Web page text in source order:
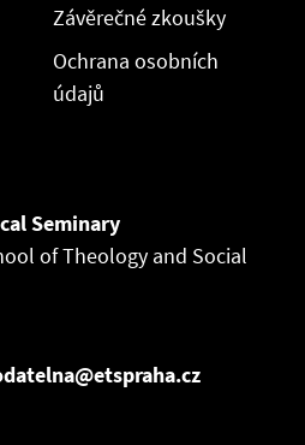
Závěrečné zkoušky
Ochrana osobních
údajů
Seminary
of Theology and Social